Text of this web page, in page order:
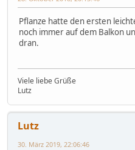
Pflanze hatte den ersten
noch immer auf dem Balkon
dran.
Viele liebe Grüße
Lutz
Lutz
30. März 2019, 22:06:46